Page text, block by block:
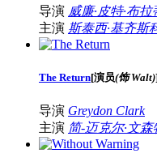
导演 威廉·皮特·布拉
主演 斯泰西·基齐斯
The Return[演员(饰 Walt)
导演 Greydon Clark
主演 简-迈克尔·文森